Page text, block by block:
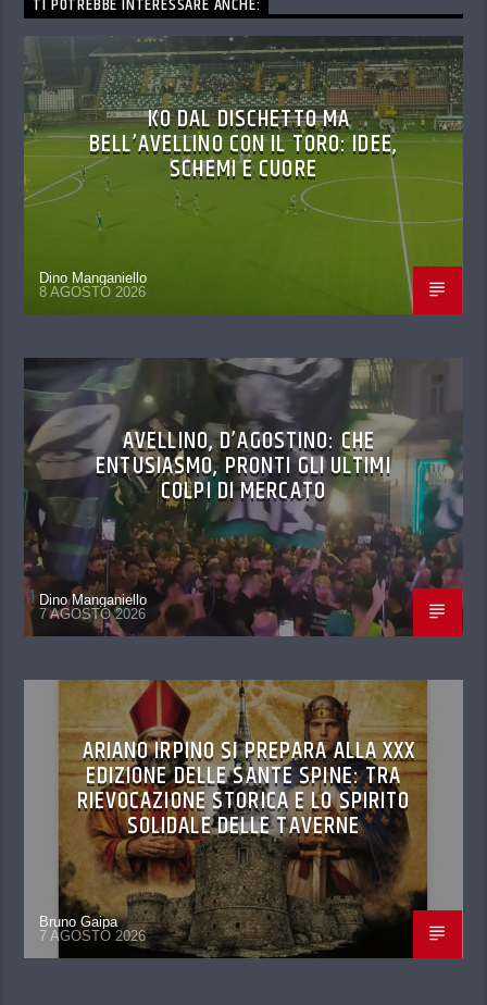
KO DAL DISCHETTO MA
BELL’AVELLINO CON IL TORO: IDEE,
SCHEMI E CUORE
Dino Manganiello
8 AGOSTO 2026
AVELLINO, D’AGOSTINO: CHE
ENTUSIASMO, PRONTI GLI ULTIMI
COLPI DI MERCATO
Dino Manganiello
7 AGOSTO 2026
ARIANO IRPINO SI PREPARA ALLA XXX
EDIZIONE DELLE SANTE SPINE: TRA
RIEVOCAZIONE STORICA E LO SPIRITO
SOLIDALE DELLE TAVERNE
Bruno Gaipa
7 AGOSTO 2026